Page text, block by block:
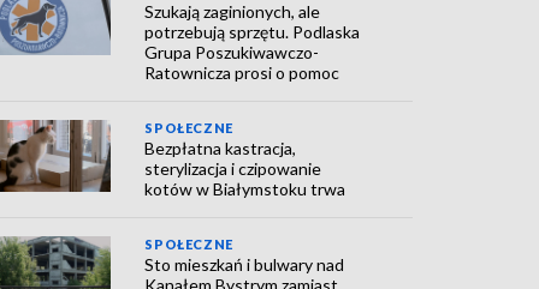
Szukają zaginionych, ale
potrzebują sprzętu. Podlaska
Grupa Poszukiwawczo-
Ratownicza prosi o pomoc
SPOŁECZNE
Bezpłatna kastracja,
sterylizacja i czipowanie
kotów w Białymstoku trwa
SPOŁECZNE
Sto mieszkań i bulwary nad
Kanałem Bystrym zamiast